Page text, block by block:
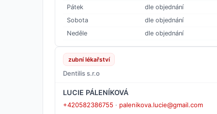
Pátek
dle objednání
Sobota
dle objednání
Neděle
dle objednání
zubní lékařství
Dentilis s.r.o
LUCIE PÁLENÍKOVÁ
+420582386755 · palenikova.lucie@gmail.com